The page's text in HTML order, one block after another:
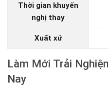
Thời gian khuyến
nghị thay
Xuất xứ
Làm Mới Trải
Nay